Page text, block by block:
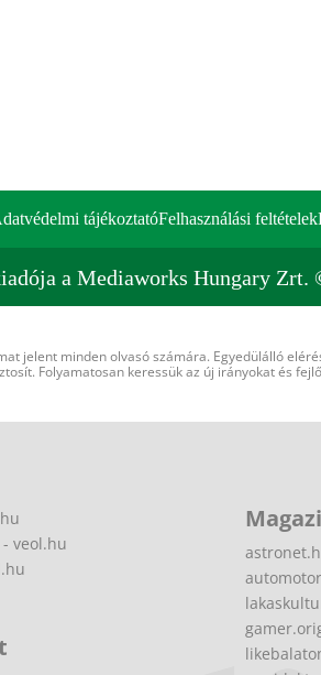
tájékoztatóFelhasználási feltételek
a Mediaworks Hungary
jelent minden olvasó számára. Egyedülálló
Folyamatosan keressük az új irányokat és
veol.hu